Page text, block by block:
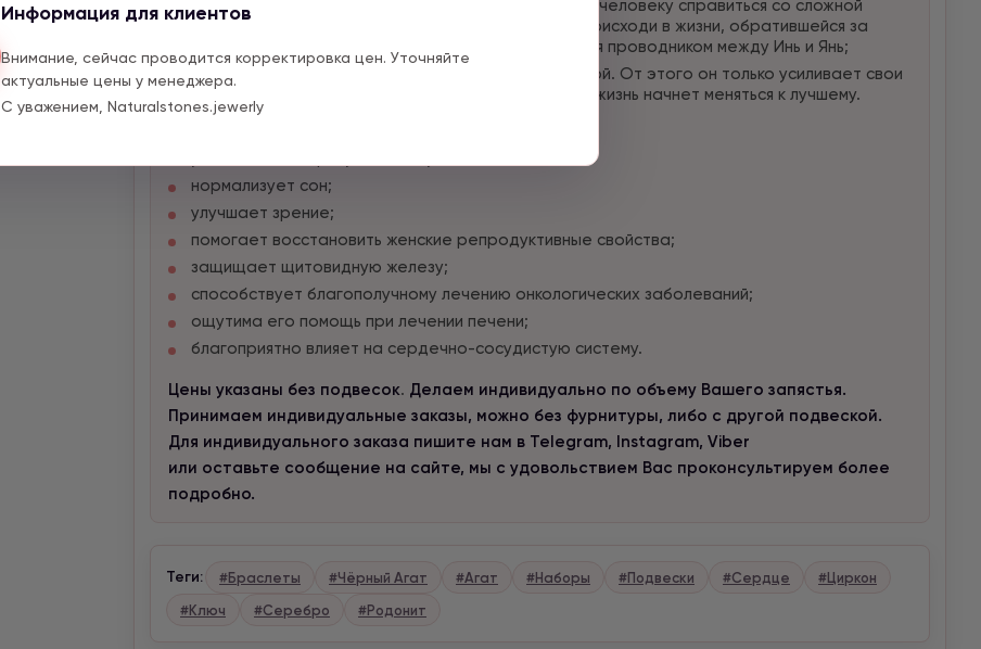
Информация для клиентов
Внимание, сейчас проводится корректировка цен. Уточняйте
актуальные цены у менеджера.
С уважением, Naturalstones.jewerly
Мудрецам он помогает открыть видение того, как человеку справиться со сложной
ситуацией. Как бы открывает глаза на все, что происходи в жизни, обратившейся за
помощью. Это связано с тем, что родонит является проводником между Инь и Янь;
Промывать в теплой воде и натирать мягкой тряпкой. От этого он только усиливает свои
волшебные характеристики. И тогда очень скоро жизнь начнет меняться к лучшему.
нормализует сон;
улучшает зрение;
помогает восстановить женские репродуктивные свойства;
защищает щитовидную железу;
способствует благополучному лечению онкологических заболеваний;
ощутима его помощь при лечении печени;
благоприятно влияет на сердечно-сосудистую систему.
Цены указаны без подвесок. Делаем индивидуально по объему Вашего запястья.
Принимаем индивидуальные заказы, можно без фурнитуры, либо с другой подвеской.
Для индивидуального заказа пишите нам в Telegram, Instagram, Viber
или оставьте сообщение на сайте, мы с удовольствием Вас проконсультируем более
подробно.
Теги: #Браслеты #Чёрный Агат #Агат #Наборы #Подвески #Сердце
#Циркон
#Ключ
#Серебро #Родонит